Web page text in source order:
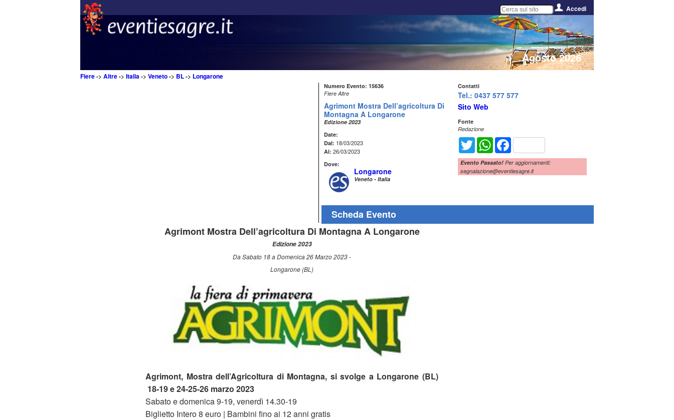
Accedi
Agosto 2026
Fiere-> Altre-> Italia-> Veneto-> BL-> Longarone
Numero Evento: 15636
Fiere Altre
Agrimont Mostra Dell’agricoltura Di
Montagna A Longarone
Edizione 2023
Date:
Dal: 18/03/2023
Al: 26/03/2023
Dove:
Longarone
Veneto - Italia
Contatti
Tel.: 0437 577 577
Sito Web
Fonte
Redazione
Twitter WhatsAppFacebook
Evento Passato! Per aggiornamenti:
segnalazione@eventiesagre.it
Scheda Evento
Agrimont Mostra Dell’agricoltura Di Montagna A Longarone
Edizione 2023
Da Sabato 18 a Domenica 26 Marzo 2023 -
Longarone (BL)
Agrimont, Mostra dell’Agricoltura di Montagna, si svolge a Longarone (BL)
18-19 e 24-25-26 marzo 2023
Sabato e domenica 9-19, venerdì 14.30-19
Biglietto Intero 8 euro | Bambini fino ai 12 anni gratis